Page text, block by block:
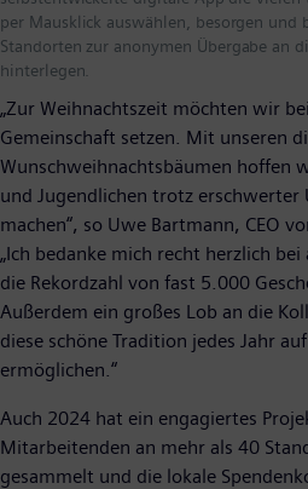
per Mausklick auswählen, besorgen und
Standorten zur anonymen Übergabe an
hinterlegen.
„Zur Weihnachtszeit möchten wir
Gemeinschaft setzen. Mit unseren
Wunschweihnachtsbäumen hoffen
und Jugendlichen trotz erschwerter
machen“, so Uwe Bartmann, CEO
„Ich bedanke mich recht herzlich
die Rekordzahl von fast 5.000
Außerdem ein großes Lob an die
diese schöne Tradition jedes Jahr
ermöglichen.“
Auch 2024 hat ein engagiertes
Mitarbeitenden an mehr als 40
gesammelt und die lokale